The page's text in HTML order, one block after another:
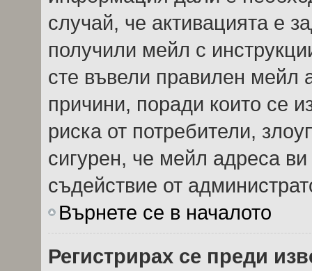
случай, че активацията е
получили мейл с
сте въвели правилен мейл
причини, поради които се
риска от потребители,
сигурен, че мейл адреса
съдействие от
Върнете се в началото
Регистрирах се преди